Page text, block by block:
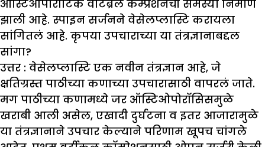
ऑस्टिओपोरॉटिक वर्टिब्रल कम्प्रेशनची समस्या निर्माण
झाली आहे. स्पाइन सर्जनने वेसेलप्लास्टि करायला
सांगितलं आहे. कृपया उपचाराच्या या तंत्रज्ञानाबद्दल
सांगा?
उत्तर : वेसेलप्लास्टि एक नवीन तंत्रज्ञान आहे, जे
क्षतिग्रस्त पाठीच्या कणाच्या उपचारासाठी वापरलं जाते.
मग पाठीच्या कणामध्ये जर ऑस्टिओपोरॉसिसमुळे
खराबी आली असेल, एखादी दुर्घटना व इतर आजारामुळे
या तंत्रज्ञानाने उपचार केल्याने परिणाम खूपच चांगले